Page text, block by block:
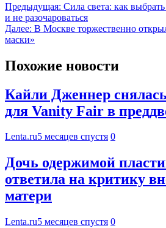
Предыдущая: Сила света: как
и не разочароваться
Далее: В Москве торжественно
маски»
Похожие новости
Кайли Дженнер снялась
для Vanity Fair в
Lenta.ru5 месяцев спустя 0
Дочь одержимой
ответила на критику
матери
Lenta.ru5 месяцев спустя 0